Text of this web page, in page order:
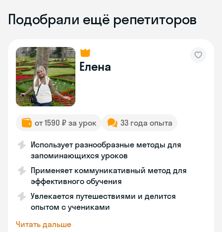
Подобрали ещё репетиторов
Елена
от 1590 ₽ за урок 33 года опыта
Использует разнообразные методы для
запоминающихся уроков
Применяет коммуникативный метод для
эффективного обучения
Увлекается путешествиями и делится
опытом с учениками
Читать дальше